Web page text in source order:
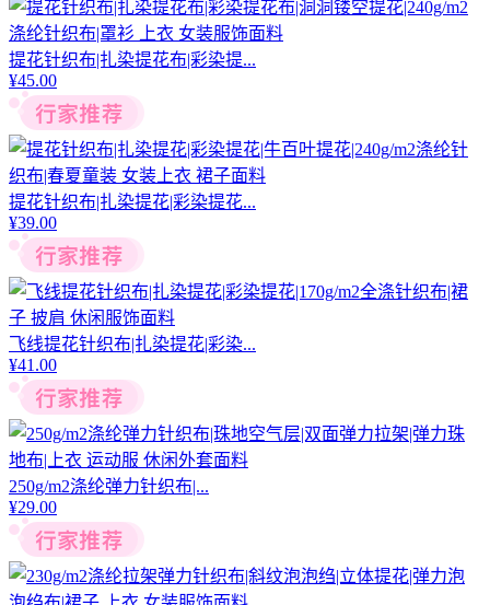
提花针织布|扎染提花布|彩染提...
¥45.00
提花针织布|扎染提花|彩染提花...
¥39.00
飞线提花针织布|扎染提花|彩染...
¥41.00
250g/m2涤纶弹力针织布|...
¥29.00